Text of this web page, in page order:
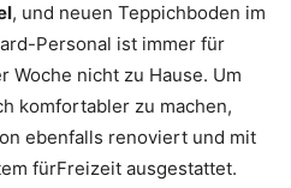
, und neuen Teppichboden im
Personal ist immer für
Woche nicht zu Hause. Um
komfortabler zu machen,
ebenfalls renoviert und mit
fürFreizeit ausgestattet.